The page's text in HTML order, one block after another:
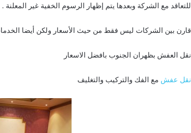
للتعاقد مع الشركة وبعدها يتم إظهار الرسوم الخفية غير المعلنة .
قارن بين الشركات ليس فقط من حيث الأسعار ولكن أيضا
نقل العفش بظهران الجنوب بافضل الاسعار
نقل عفش مع الفك والتركيب والتغليف